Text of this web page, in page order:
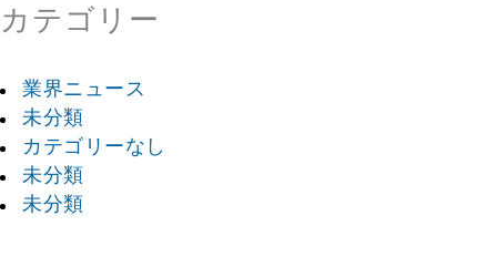
カテゴリー
業界ニュース
未分類
カテゴリーなし
未分類
未分類